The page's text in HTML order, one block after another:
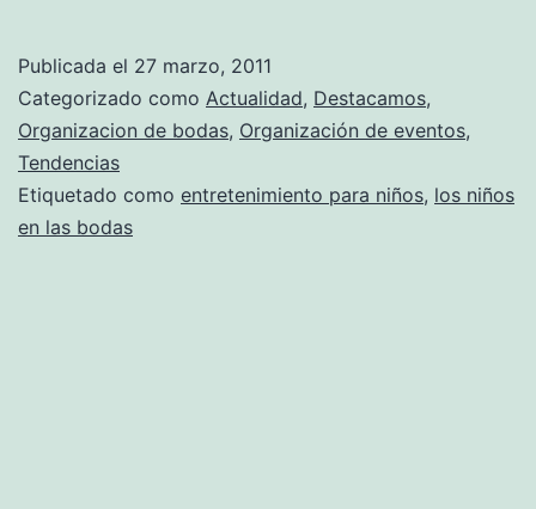
Publicada el 27 marzo, 2011
Categorizado como Actualidad, Destacamos,
Organizacion de bodas, Organización de eventos,
Tendencias
Etiquetado como entretenimiento para niños, los niños
en las bodas